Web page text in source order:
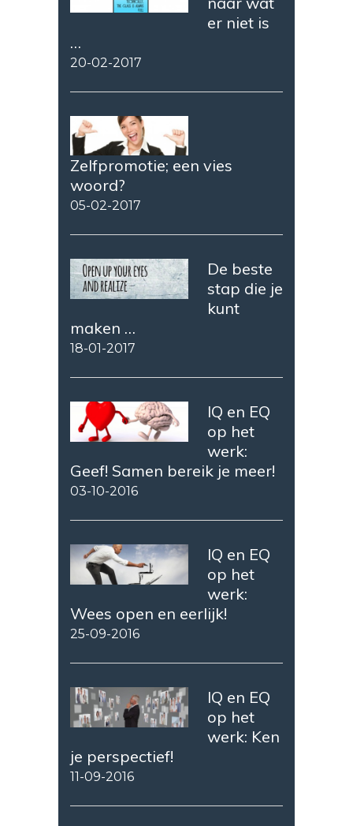
er niet is
…
20-02-2017
Zelfpromotie; een vies
woord?
05-02-2017
De beste
stap die je
kunt
maken …
18-01-2017
IQ en EQ
op het
werk:
Geef! Samen bereik je meer!
03-10-2016
IQ en EQ
op het
werk:
Wees open en eerlijk!
25-09-2016
IQ en EQ
op het
werk: Ken
je perspectief!
11-09-2016